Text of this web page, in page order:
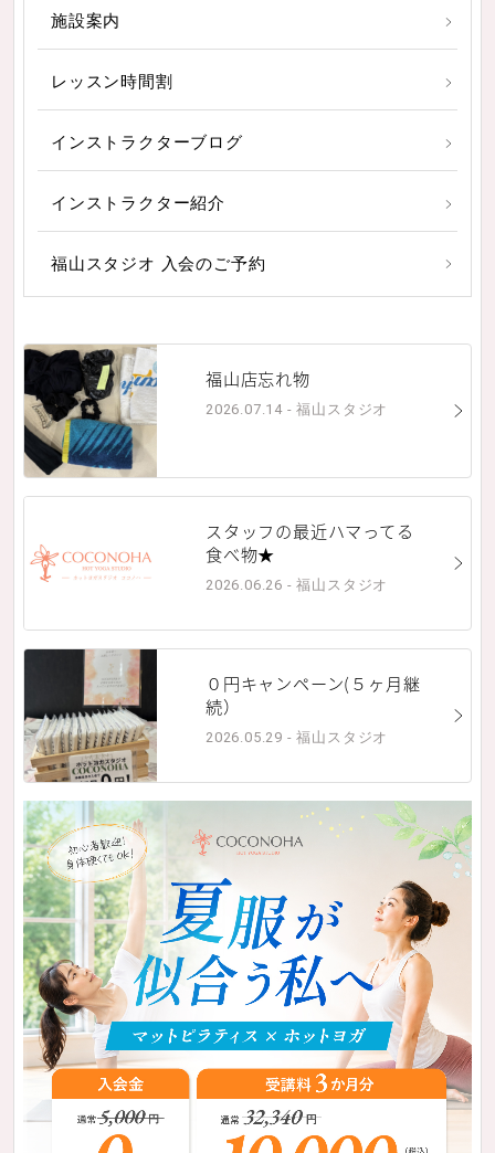
施設案内
レッスン時間割
インストラクターブログ
インストラクター紹介
福山スタジオ 入会のご予約
福山店忘れ物
2026.07.14 - 福山スタジオ
スタッフの最近ハマってる
食べ物★
2026.06.26 - 福山スタジオ
０円キャンペーン(５ヶ月継
続）
2026.05.29 - 福山スタジオ